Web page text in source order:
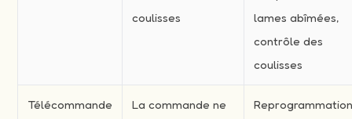
coulisses
lames abîmées,
contrôle des
coulisses
Télécommande
La commande ne